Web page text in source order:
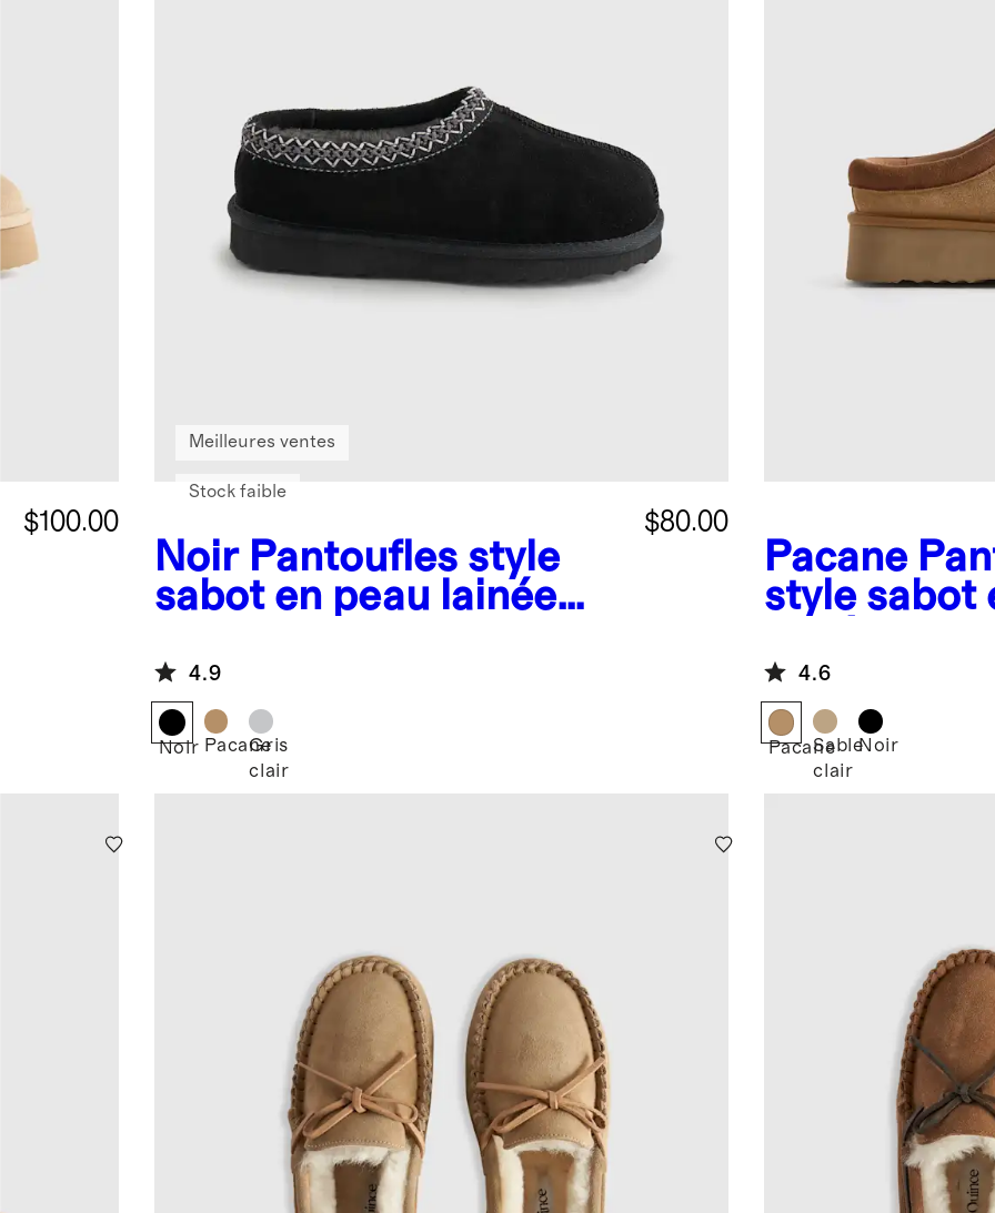
$100.00
Noir Pantoufles style
sabot en peau lainée
$80.00
Meilleures ventes
Stock faible
4.9
Noir Pacane
Gris
clair
Pacane
style sabot
plateforme
4.6
PacaneSable
clair
Noir